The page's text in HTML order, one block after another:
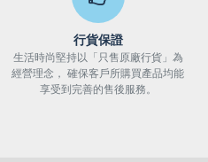
行貨保證
生活時尚堅持以「只售原廠行貨」為
經營理念， 確保客戶所購買產品均能
享受到完善的售後服務。